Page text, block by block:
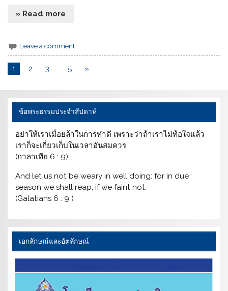
» Read more
Leave a comment
1 2 3 … 5 »
ข้อพระธรรมประจำสัปดาห์
อย่าให้เราเมื่อยล้าในการทำดี เพราะว่าถ้าเราไม่ท้อใจแล้ว
เราก็จะเกี่ยวเก็บในเวลาอันสมควร
(กาลาเทีย 6 : 9)
And let us not be weary in well doing: for in due
season we shall reap, if we faint not.
(Galatians 6 : 9 )
เอกลักษณ์และอัตลักษณ์